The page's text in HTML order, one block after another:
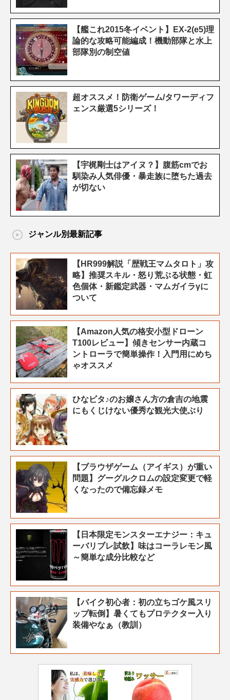
【艦これ2015冬イベント】EX-2(e5)理
論的な攻略可能編成！機動部隊と水上
部隊別の制空値
超オススメ！防衛ゲーム/タワーディフ
ェンス厳選5シリーズ！
【宇梶剛士はアイヌ？】腹筋cmでお
馴染み人気俳優・暴走族に堕ちた過去
が切ない
ジャンル別最新記事
【HR999解説「歴戦王マムタロト」攻
略】推奨スキル・怒り荒ぶる状態・虹
色個体・新鑑定武器・マムガイラγに
ついて
【Amazon人気の格安小型ドローン
T100レビュー】傾きセンサー内蔵コ
ントローラで簡単操作！入門用にめち
ゃオススメ
ひなビタ♪のお嬢さん方の倉吉の地震
にもくじけない優秀な観光大使ぶり
【ブラウザゲーム（アイギス）が重い
問題】グーグルクロムの設定変更で軽
くなったので備忘録メモ
【日本限定モンスターエナジー：キュ
ーバリブレ試飲】味はコーラレモン風
～簡単な成分比較など
【バイク初心者：初の立ちゴケ風スリ
ップ転倒】暑くてもプロテクター入り
装備やなぁ（教訓）